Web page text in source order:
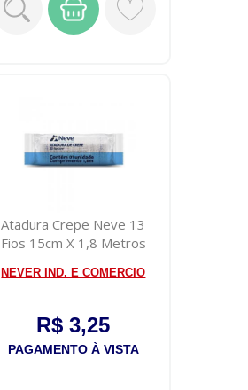
Atadura Crepe Neve 13
Fios 15cm X 1,8 Metros
NEVER IND. E COMERCIO
R$ 3,25
PAGAMENTO À VISTA